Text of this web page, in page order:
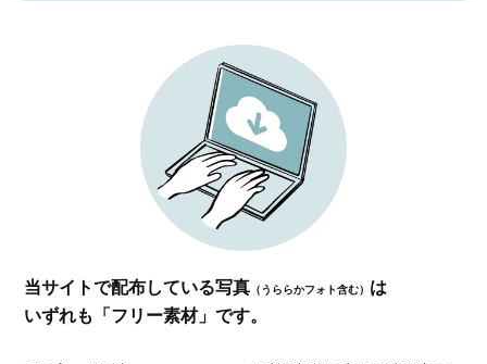
当サイトで配布している写真 （うららかフォト含む） は
いずれも「フリー素材」です。